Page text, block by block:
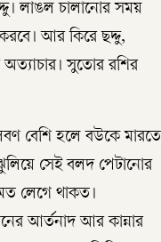
লাঙল চালানোর সময়
আর কিরে ছদ্দু,
সুতোর রশির
বেশি হলে বউকে মারতে
সেই বলদ পেটানোর
লেগে থাকত।
আর্তনাদ আর কান্নার